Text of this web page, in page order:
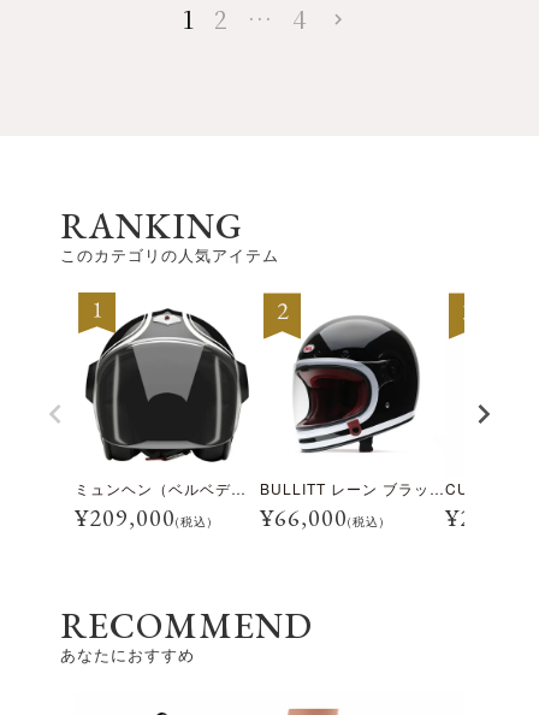
1 2 … 4
RANKING
このカテゴリの人気アイテム
ミュンヘン（ベルベデーレ）
¥209,000(税込)
BULLITT レーン ブラック/ホワイト
¥66,000(税込) ¥28,600
RECOMMEND
あなたにおすすめ